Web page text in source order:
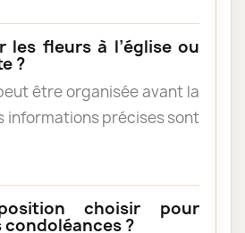
les fleurs à l’église ou
?
être organisée avant la
informations précises sont
choisir pour
?